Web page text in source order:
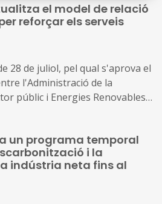
el model de relació
reforçar els serveis
28 de juliol, pel qual s'aprova el
l'Administració de la
públic i Energies Renovables
un programa temporal
i la
indústria neta fins al